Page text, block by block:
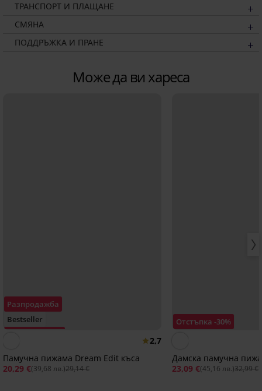
ТРАНСПОРТ И ПЛАЩАНЕ
СМЯНА
ПОДДРЪЖКА И ПРАНЕ
Може да ви хареса
Разпродажба
Bestseller
2,7
Памучна пижама Dream Edit къса
20,29 €(39,68 лв.)29,14 €
Отстъпка -30%
Дамска памучна
23,09 €(45,16 лв.)32,99 €